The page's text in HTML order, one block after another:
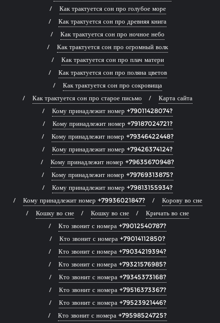
Как трактуется сон про голубое море
Как трактуется сон про древняя книга
Как трактуется сон про ночное небо
Как трактуется сон про огромный волк
Как трактуется сон про плач матери
Как трактуется сон про поляна цветов
Как трактуется сон про сокровища
Как трактуется сон про старое письмо
Карта сайта
Кому принадлежит номер +79011428074?
Кому принадлежит номер +79187024721?
Кому принадлежит номер +79346422448?
Кому принадлежит номер +79426374124?
Кому принадлежит номер +79635670948?
Кому принадлежит номер +79769313875?
Кому принадлежит номер +79813155934?
Кому принадлежит номер +79936021847?
Корову во сне
Кошку во сне
Кошку во сне
Кричать во сне
Кто звонит с номера +79012540787?
Кто звонит с номера +79014112850?
Кто звонит с номера +79034219394?
Кто звонит с номера +79321576985?
Кто звонит с номера +79345373168?
Кто звонит с номера +79516373367?
Кто звонит с номера +79523921446?
Кто звонит с номера +79598524725?